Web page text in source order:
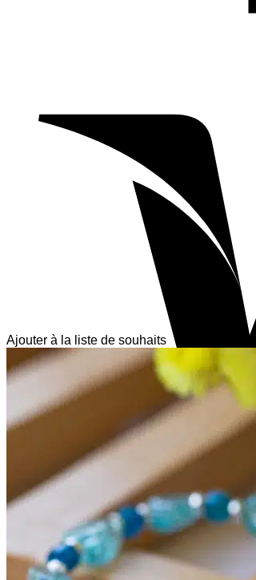
Ajouter à la liste de souhaits